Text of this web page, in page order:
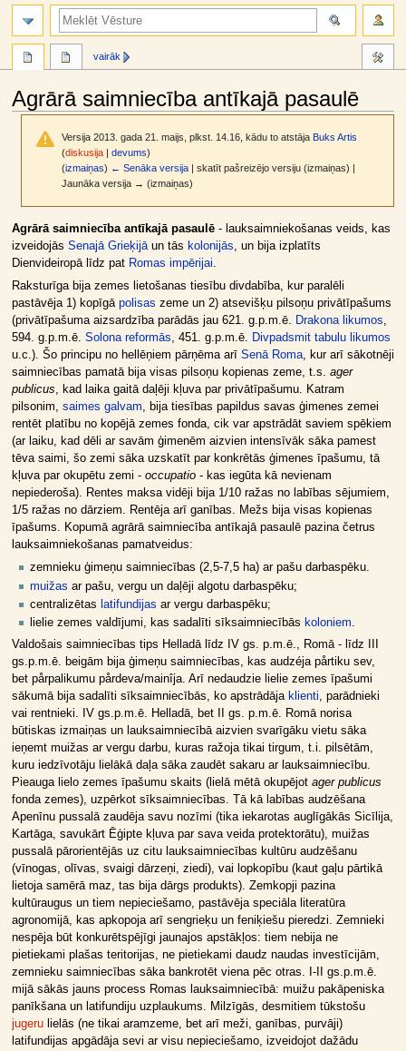
Agrārā saimniecība antīkajā pasaulē
Versija 2013. gada 21. maijs, plkst. 14.16, kādu to atstājaBuks Artis
(diskusija |devums)
(izmaiņas) ← Senāka versija | skatīt pašreizējo versiju (izmaiņas) |
Jaunāka versija → (izmaiņas)
Jump
to
navigation
Jump
to
search
Agrārā saimniecība antīkajā pasaulē- lauksaimniekošanas veids, kas
izveidojās Senajā Grieķijāun tās kolonijās , un bija izplatīts
Dienvideiropā līdz pat Romas impērijai
Raksturīga bija zemes lietošanas tiesību divdabība, kur paralēli
pastāvēja 1) kopīgā polisas zeme un 2) atsevišķu pilsoņu privātīpašums
(privātīpašuma aizsardzība parādās jau 621. g.p.m.ē. Drakona likumos,
594. g.p.m.ē. Solona reformās, 451. g.p.m.ē. Divpadsmit tabulu likumos
u.c.). Šo principu no hellēņiem pārņēma arī Senā Roma, kur arī sākotnēji
saimniecības pamatā bija visas pilsoņu kopienas zeme, t.s. ager
publicus, kad laika gaitā daļēji kļuva par privātīpašumu. Katram
pilsonim, saimes galvam, bija tiesības papildus savas ģimenes zemei
rentēt platību no kopējā zemes fonda, cik var apstrādāt saviem spēkiem
(ar laiku, kad dēli ar savām ģimenēm aizvien intensīvāk sāka pamest
tēva saimi, šo zemi sāka uzskatīt par konkrētās ģimenes īpašumu, tā
kļuva par okupētu zemi - occupatio- kas iegūta kā nevienam
nepiederoša). Rentes maksa vidēji bija 1/10 ražas no labības sējumiem,
1/5 ražas no dārziem. Rentēja arī ganības. Mežs bija visas kopienas
īpašums. Kopumā agrārā saimniecība antīkajā pasaulē pazina četrus
lauksaimniekošanas pamatveidus:
zemnieku ģimeņu saimniecības (2,5-7,5 ha) ar pašu darbaspēku.
muižas ar pašu, vergu un daļēji algotu darbaspēku;
centralizētas latifundijas ar vergu darbaspēku;
lielie zemes valdījumi, kas sadalīti sīksaimniecībās koloniem.
Valdošais saimniecības tips Helladā līdz IV gs. p.m.ē., Romā - līdz III
gs.p.m.ē. beigām bija ģimeņu saimniecības, kas audzéja pårtiku sev,
bet pårpalikumu pårdeva/mainîja. Arī nedaudzie lielie zemes īpašumi
sākumā bija sadalīti sīksaimniecībās, ko apstrādāja klienti, parādnieki
vai rentnieki. IV gs.p.m.ē. Helladā, bet II gs. p.m.ē. Romā norisa
būtiskas izmaiņas un lauksaimniecībā aizvien svarīgāku vietu sāka
ieņemt muižas ar vergu darbu, kuras ražoja tikai tirgum, t.i. pilsētām,
kuru iedzīvotāju lielākā daļa sāka zaudēt sakaru ar lauksaimniecību.
Pieauga lielo zemes īpašumu skaits (lielā mētā okupējot ager publicus
fonda zemes), uzpērkot sīksaimniecības. Tā kā labības audzēšana
Apenīnu pussalā zaudēja savu nozīmi (tika iekarotas auglīgākās Sicīlija,
Kartāga, savukārt Ēģipte kļuva par sava veida protektorātu), muižas
pussalā pārorientējās uz citu lauksaimniecības kultūru audzēšanu
(vīnogas, olīvas, svaigi dārzeņi, ziedi), vai lopkopību (kaut gaļu pārtikā
lietoja samērā maz, tas bija dārgs produkts). Zemkopji pazina
kultūraugus un tiem nepieciešamo, pastāvēja speciāla literatūra
agronomijā, kas apkopoja arī sengrieķu un feniķiešu pieredzi. Zemnieki
nespēja būt konkurētspējīgi jaunajos apstākļos: tiem nebija ne
pietiekami plašas teritorijas, ne pietiekami daudz naudas investīcijām,
zemnieku saimniecības sāka bankrotēt viena pēc otras. I-II gs.p.m.ē.
mijā sākās jauns process Romas lauksaimniecībā: muižu pakāpeniska
panīkšana un latifundiju uzplaukums. Milzīgās, desmitiem tūkstošu
jugerulielās (ne tikai aramzeme, bet arī meži, ganības, purvāji)
latifundijas apgādāja sevi ar visu nepieciešamo, izveidojot dažādu
vairāk
meklēt